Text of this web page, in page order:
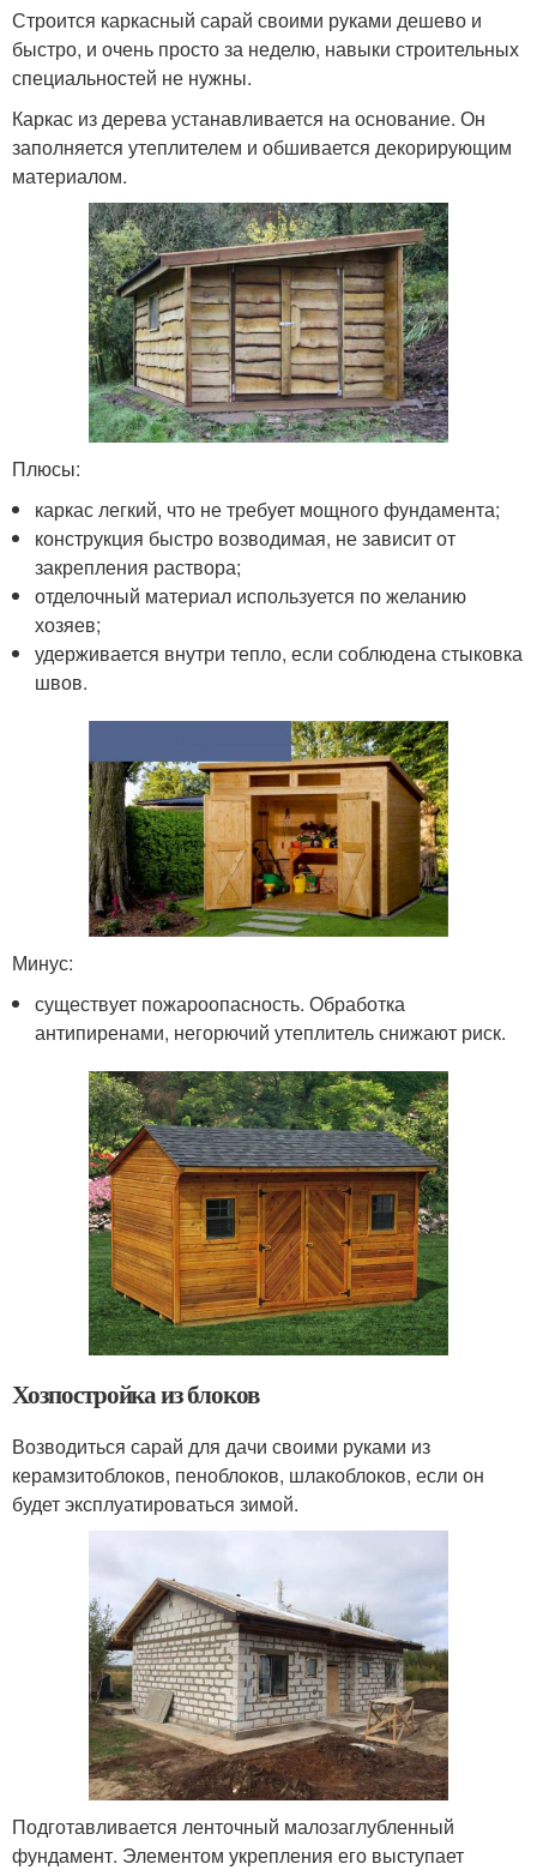
Строится каркасный сарай своими руками дешево и
быстро, и очень просто за неделю, навыки строительных
специальностей не нужны.
Каркас из дерева устанавливается на основание. Он
заполняется утеплителем и обшивается декорирующим
материалом.
Плюсы:
каркас легкий, что не требует мощного фундамента;
конструкция быстро возводимая, не зависит от
закрепления раствора;
отделочный материал используется по желанию
хозяев;
удерживается внутри тепло, если соблюдена стыковка
швов.
Минус:
существует пожароопасность. Обработка
антипиренами, негорючий утеплитель снижают риск.
Хозпостройка из блоков
Возводиться сарай для дачи своими руками из
керамзитоблоков, пеноблоков, шлакоблоков, если он
будет эксплуатироваться зимой.
Подготавливается ленточный малозаглубленный
фундамент. Элементом укрепления его выступает